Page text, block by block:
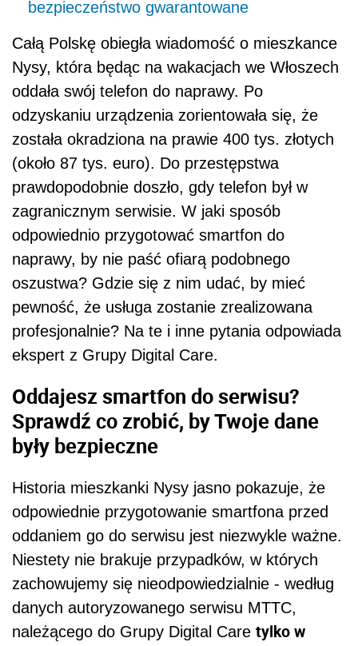
bezpieczeństwo gwarantowane
Całą Polskę obiegła wiadomość o mieszkance
Nysy, która będąc na wakacjach we Włoszech
oddała swój telefon do naprawy. Po
odzyskaniu urządzenia zorientowała się, że
została okradziona na prawie 400 tys. złotych
(około 87 tys. euro). Do przestępstwa
prawdopodobnie doszło, gdy telefon był w
zagranicznym serwisie. W jaki sposób
odpowiednio przygotować smartfon do
naprawy, by nie paść ofiarą podobnego
oszustwa? Gdzie się z nim udać, by mieć
pewność, że usługa zostanie zrealizowana
profesjonalnie? Na te i inne pytania odpowiada
ekspert z Grupy Digital Care.
Oddajesz smartfon do serwisu?
Sprawdź co zrobić, by Twoje dane
były bezpieczne
Historia mieszkanki Nysy jasno pokazuje, że
odpowiednie przygotowanie smartfona przed
oddaniem go do serwisu jest niezwykle ważne.
Niestety nie brakuje przypadków, w których
zachowujemy się nieodpowiedzialnie - według
danych autoryzowanego serwisu MTTC,
należącego do Grupy Digital Care tylko w